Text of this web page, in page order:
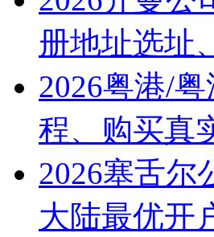
册地址选址
2026粤港/
程、购买真
2026塞舌尔
大陆最优开